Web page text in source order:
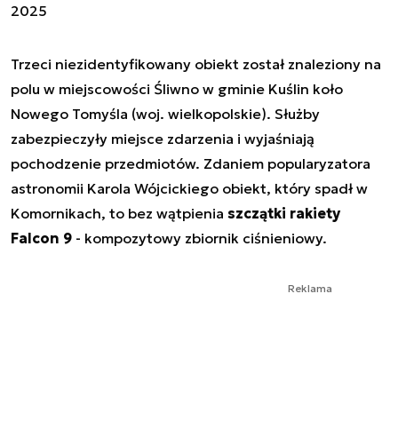
2025
Trzeci niezidentyfikowany obiekt został znaleziony na
polu w miejscowości Śliwno w gminie Kuślin koło
Nowego Tomyśla (woj. wielkopolskie). Służby
zabezpieczyły miejsce zdarzenia i wyjaśniają
pochodzenie przedmiotów. Zdaniem popularyzatora
astronomii Karola Wójcickiego obiekt, który spadł w
Komornikach, to bez wątpienia szczątki rakiety
Falcon 9 - kompozytowy zbiornik ciśnieniowy.
Reklama